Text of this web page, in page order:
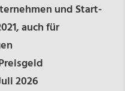
und Start-
auch für
2026